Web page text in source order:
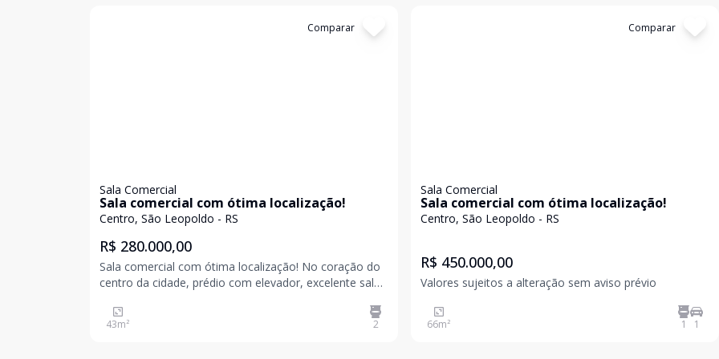
Comparar
Sala Comercial
Sala comercial com ótima localização!
Centro, São Leopoldo - RS
R$ 280.000,00
Sala comercial com ótima localização! No coração do
centro da cidade, prédio com elevador, excelente sala
e venha conhecer. Valores sujeitos a alteração sem
aviso prévio
43m² 2
Comparar
Sala Comercial
Sala comercial com ótima localização!
Centro, São Leopoldo - RS
R$ 450.000,00
Valores sujeitos a alteração sem aviso prévio
66m² 1 1